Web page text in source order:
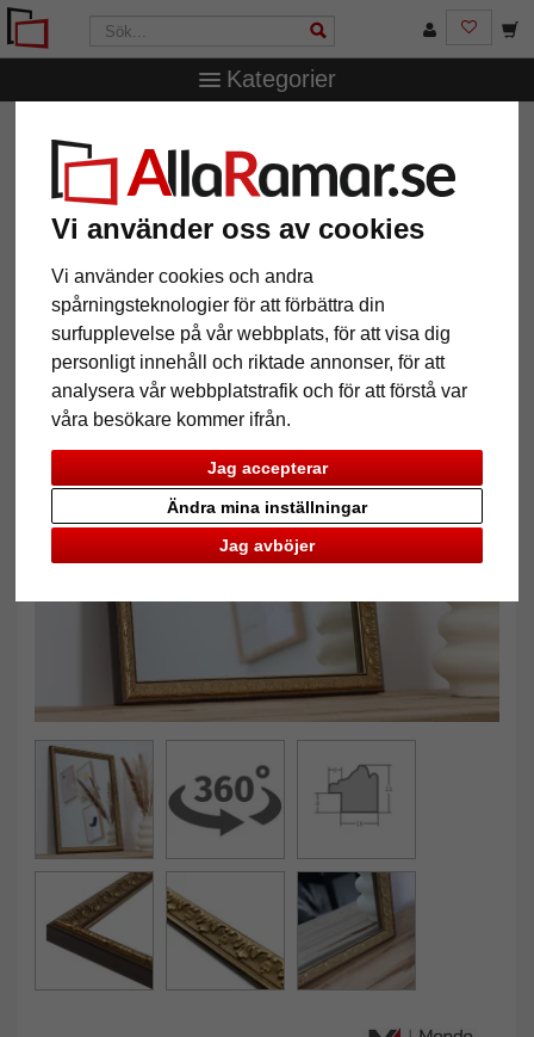
Vi använder oss av cookies
Vi använder cookies och andra
spårningsteknologier för att förbättra din
surfupplevelse på vår webbplats, för att visa dig
personligt innehåll och riktade annonser, för att
analysera vår webbplatstrafik och för att förstå var
våra besökare kommer ifrån.
Jag accepterar
Jag avböjer
Ändra mina inställningar
Kategorier
Precioso
Väggspegel Precioso